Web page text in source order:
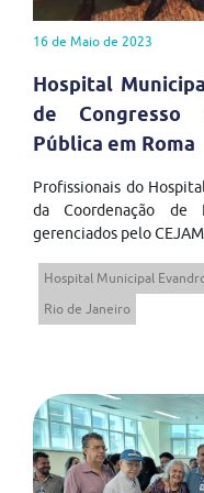
16 de Maio de 2023
Hospital
de Congresso
Pública em Roma
Profissionais do
da Coordenação de
gerenciados pelo
Hospital Municipal
Rio de Janeiro